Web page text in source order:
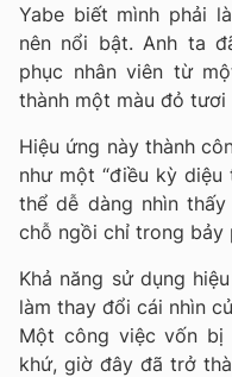
Yabe biết mình phải
nên nổi bật. Anh ta
phục nhân viên từ
thành một màu đỏ tươi
Hiệu ứng này thành
như một “điều kỳ
thể dễ dàng nhìn
chỗ ngồi chỉ trong bảy
Khả năng sử dụng
làm thay đổi cái nhìn
Một công việc vốn
khứ, giờ đây đã trở